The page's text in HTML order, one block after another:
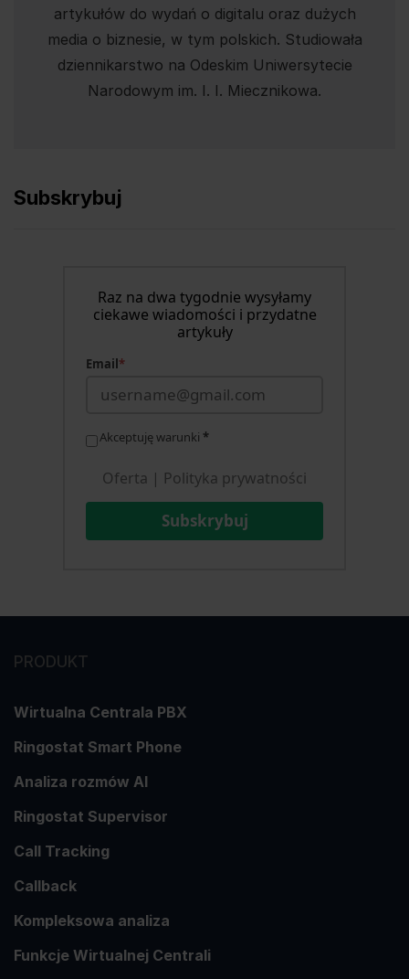
artykułów do wydań o digitalu oraz dużych
media o biznesie, w tym polskich. Studiowała
dziennikarstwo na Odeskim Uniwersytecie
Narodowym im. I. I. Miecznikowa.
Subskrybuj
Raz na dwa tygodnie wysyłamy
ciekawe wiadomości i przydatne
artykuły
Email*
Akceptuję warunki *
Oferta | Polityka prywatności
Subskrybuj
PRODUKT
Wirtualna Centrala PBX
Ringostat Smart Phone
Analiza rozmów AI
Ringostat Supervisor
Call Tracking
Callback
Kompleksowa analiza
Funkcje Wirtualnej Centrali